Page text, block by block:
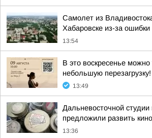
Самолет из
Хабаровске из-за
13:54
В это воскресенье можно
небольшую перезагрузку!
13:49
Дальневосточной студии
предложили развить
13:36